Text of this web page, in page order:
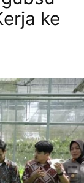
ke